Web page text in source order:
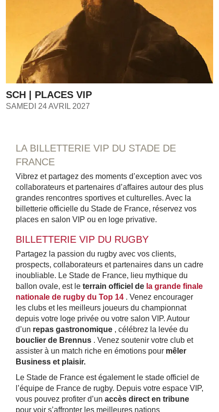
SCH | PLACES VIP
SAMEDI 24 AVRIL 2027
LA BILLETTERIE VIP DU STADE DE
FRANCE
Vibrez et partagez des moments d’exception avec vos
collaborateurs et partenaires d’affaires autour des plus
grandes rencontres sportives et culturelles. Avec la
billetterie officielle du Stade de France, réservez vos
places en salon VIP ou en loge privative.
BILLETTERIE VIP DU RUGBY
Partagez la passion du rugby avec vos clients,
prospects, collaborateurs et partenaires dans un cadre
inoubliable. Le Stade de France, lieu mythique du
ballon ovale, est le terrain officiel de la grande finale
nationale de rugby du Top 14 . Venez encourager
les clubs et les meilleurs joueurs du championnat
depuis votre loge privée ou votre salon VIP. Autour
d’un repas gastronomique , célébrez la levée du
bouclier de Brennus . Venez soutenir votre club et
assister à un match riche en émotions pour mêler
Business et plaisir.
Le Stade de France est également le stade officiel de
l’équipe de France de rugby. Depuis votre espace VIP,
vous pouvez profiter d’un accès direct en tribune
pour voir s’affronter les meilleures nations